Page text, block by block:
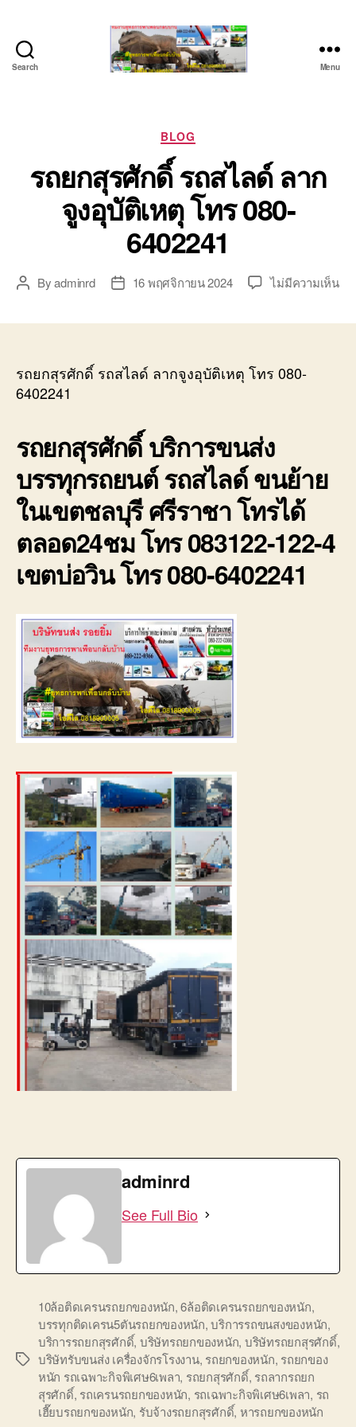
Search
ยก
ของ
หนัก
ติดต่อ
0818900005,
0640711613,
0800628488
Menu
Categories
BLOG
รถยกสุรศักดิ์ รถสไลด์ ลาก
จูงอุบัติเหตุ โทร 080-
6402241
PostByadminrd
Post16 พฤศจิกายน 2024 ไม่มีความเห็นบน
รถยกสุรศักดิ์ รถสไลด์ ลากจูงอุบัติเหตุ โทร 080-
6402241
รถยกสุรศักดิ์ บริการขนส่ง
บรรทุกรถยนต์ รถสไลด์ ขนย้าย
ในเขตชลบุรี ศรีราชา โทรได้
ตลอด24ชม โทร 083122-122-4
เขตบ่อวิน โทร 080-6402241
adminrd
See Full Bio
Tags
10ล้อติดเครนรถยกของหนัก,6ล้อติดเครนรถยกของหนัก,
บรรทุกติดเครน5ตันรถยกของหนัก,บริการรถขนสงของหนัก,
บริการรถยกสุรศักดิ์, บริษัทรถยกของหนัก, บริษัทรถยกสุรศักดิ์,
บริษัทรับขนส่ง เครื่องจักรโรงงาน, รถยกของหนัก, รถยกของ
หนัก รถเฉพาะกิจพิเศษ6เพลา, รถยกสุรศักดิ์, รถลากรถยก
สุรศักดิ์, รถเครนรถยกของหนัก, รถเฉพาะกิจพิเศษ6เพลา, รถ
เฮี๊ยบรถยกของหนัก, รับจ้างรถยกสุรศักดิ์, หารถยกของหนัก